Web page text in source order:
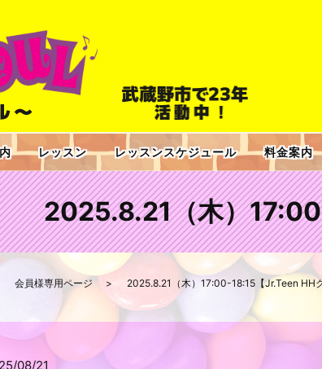
レッスン レッスンスケジュール 料金案内
2025.8.21（木）
会員様専用ページ 2025.8.21（木）17:00-18:15【Jr.Teen HH
08/21